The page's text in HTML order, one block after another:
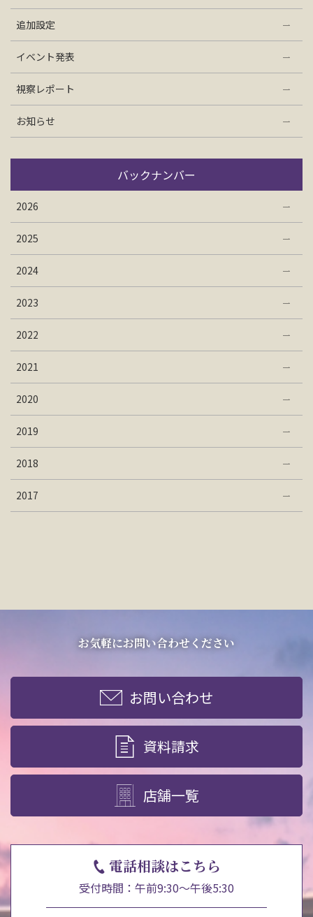
追加設定
イベント発表
視察レポート
お知らせ
バックナンバー
2026
2025
2024
2023
2022
2021
2020
2019
2018
2017
お気軽にお問い合わせください
お問い合わせ
資料請求
店舗一覧
電話相談はこちら
受付時間：午前9:30～午後5:30